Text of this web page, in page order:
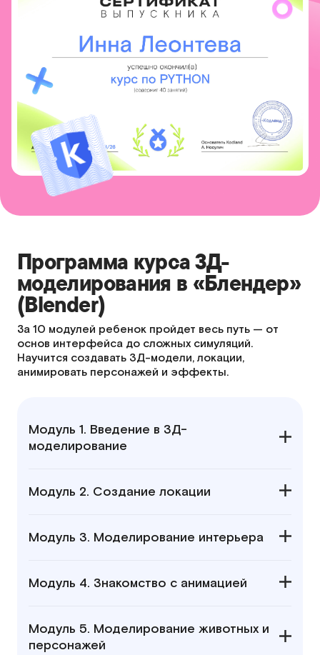
Программа курса 3Д-
моделирования в «Блендер»
(Blender)
За 10 модулей ребенок пройдет весь путь — от
основ интерфейса до сложных симуляций.
Научится создавать 3Д-модели, локации,
анимировать персонажей и эффекты.
Модуль 1. Введение в 3Д-
моделирование
Модуль 2. Создание локации
Модуль 3. Моделирование интерьера
Модуль 4. Знакомство с анимацией
Модуль 5. Моделирование животных и
персонажей